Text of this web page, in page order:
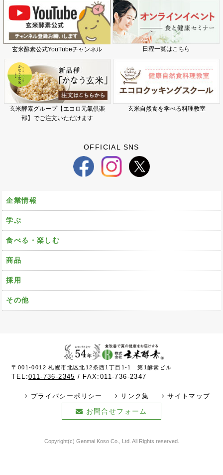
玄米酵素公式YouTubeチャンネル 日程一覧はこちら
玄米酵素グループ【エコロ元氣倶楽
部】でご注文いただけます
玄米自然食を学べる料理教室
OFFICIAL SNS
企業情報
学ぶ
食べる・楽しむ
商品
採用
その他
〒001-0012 札幌市北区北12条西1丁目1-1 第1酵素ビル
TEL:011-736-2345 FAX:011-736-2347
プライバシーポリシー リンク集 サイトマップ
お問合せフォーム
Copyright(c) Genmai Koso Co., Ltd. All Rights reserved.